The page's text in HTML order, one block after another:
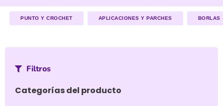
PUNTO Y CROCHET APLICACIONES Y PARCHES BORLAS
Filtros
Categorías del producto